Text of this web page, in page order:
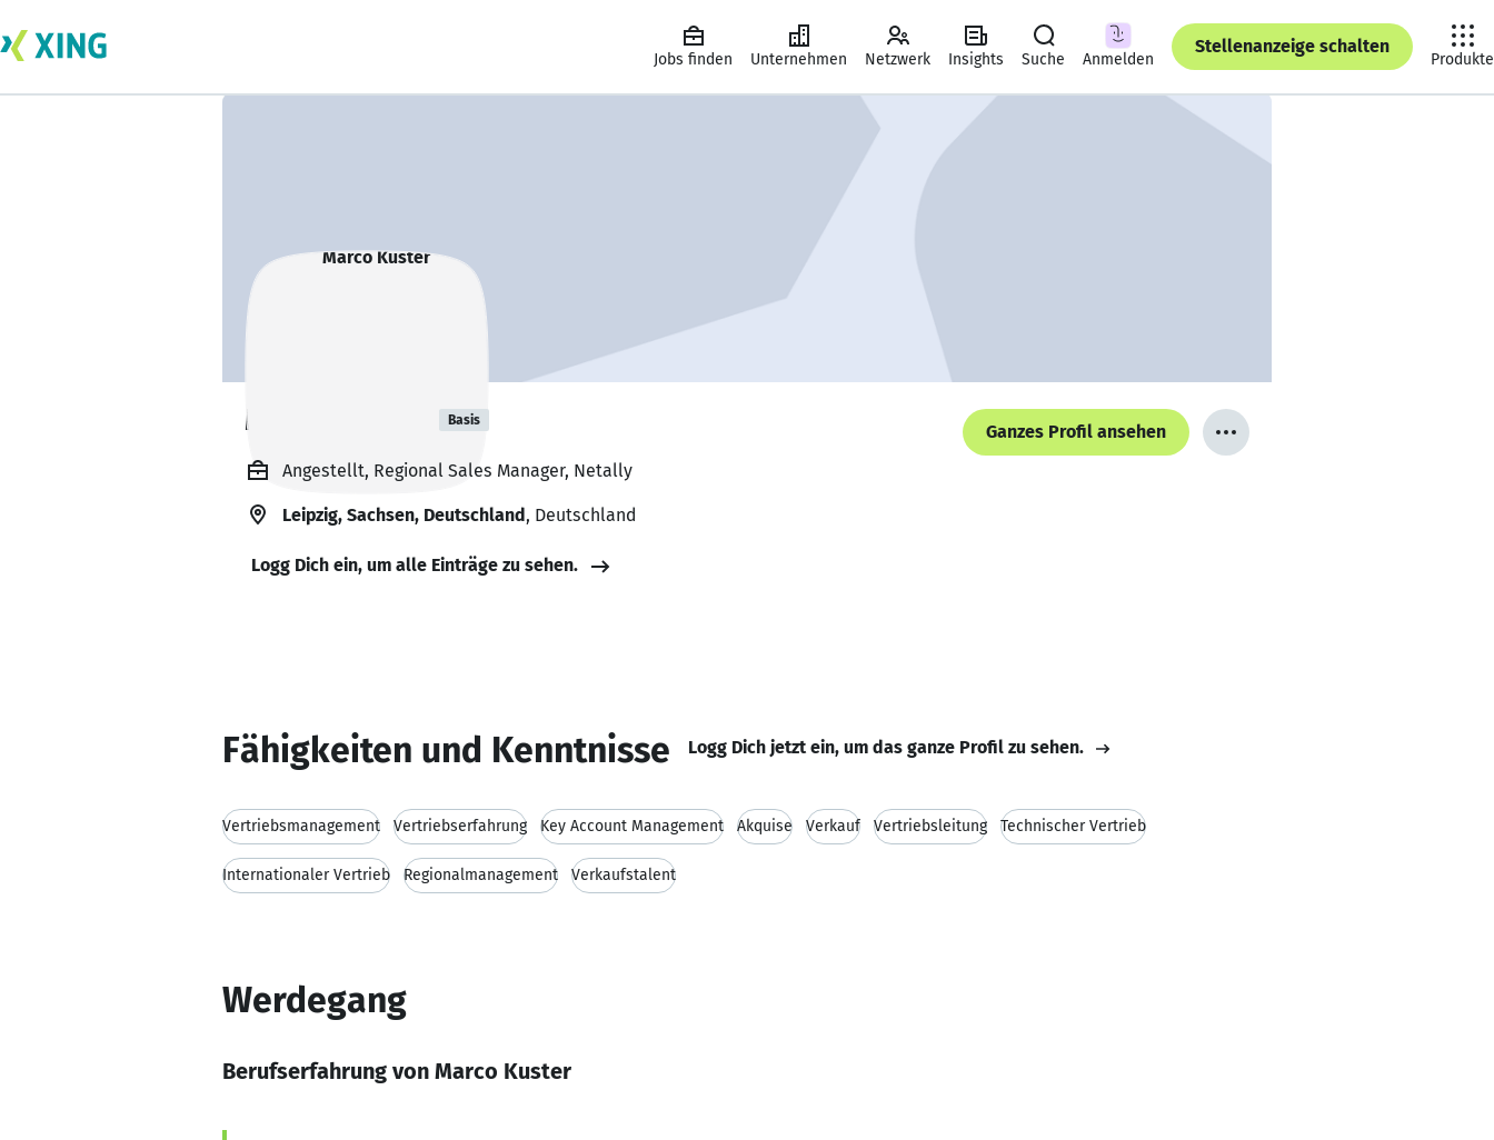
Jobs finden Unternehmen Netzwerk Insights Suche Anmelden
Stellenanzeige schalten
Produkte
Marco Kuster Basis
Ganzes Profil ansehen
Angestellt, Regional Sales Manager, Netally
Leipzig, Sachsen, Deutschland, Deutschland
Logg Dich ein, um alle Einträge zu sehen.
Fähigkeiten und Kenntnisse Logg Dich jetzt ein, um das ganze Profil zu sehen.
Vertriebsmanagement Vertriebserfahrung Key Account Management Akquise Verkauf Vertriebsleitung Technischer Vertrieb
Internationaler Vertrieb Regionalmanagement Verkaufstalent
Werdegang
Berufserfahrung von Marco Kuster